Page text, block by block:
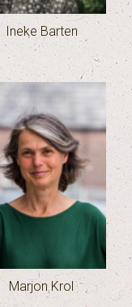
Ineke Barten
Marjon Krol